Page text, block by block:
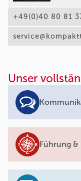
+49(0)40 80 81
Unser
Führung &